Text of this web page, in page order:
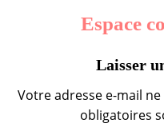
Espace
Laisser
Votre adresse e-mail
obligatoires